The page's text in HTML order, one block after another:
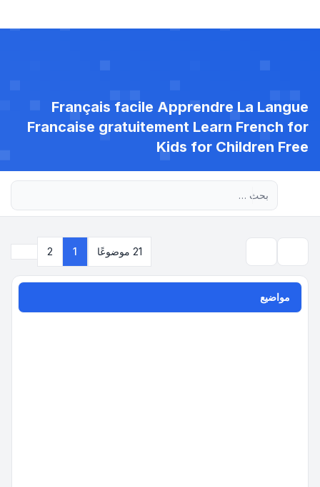
Français facile Apprendre La Langue
Francaise gratuitement Learn French for
Kids for Children Free
21 موضوعًا 1
2
مواضيع